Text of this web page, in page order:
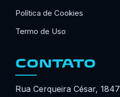
Política de Cookies
Termo de Uso
CONTATO
Rua Cerqueira César, 1847